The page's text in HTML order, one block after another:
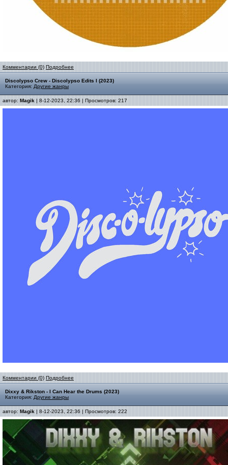
Комментарии (0) Подробнее
Discolypso Crew - Discolypso Edits I (2023)
Категория: Другие жанры
автор: Magik | 8-12-2023, 22:36 | Просмотров: 217
Комментарии (0) Подробнее
Dixxy & Rikston - I Can Hear the Drums (2023)
Категория: Другие жанры
автор: Magik | 8-12-2023, 22:36 | Просмотров: 222